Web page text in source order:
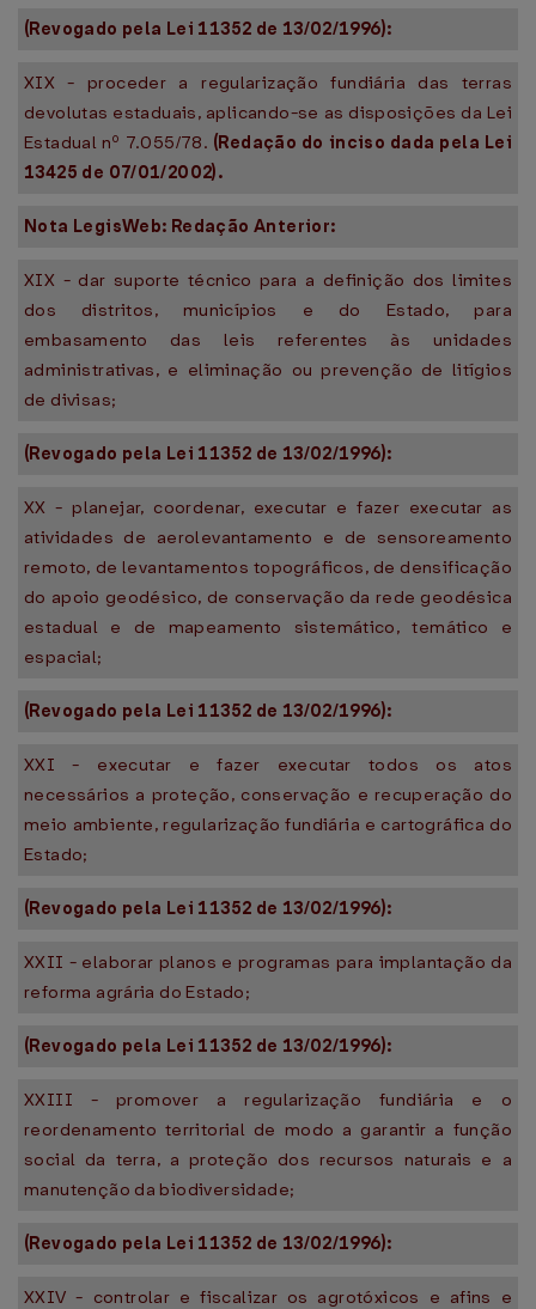
(Revogado pela Lei 11352 de 13/02/1996):
XIX - proceder a regularização fundiária das terras
devolutas estaduais, aplicando-se as disposições da Lei
Estadual nº 7.055/78. (Redação do inciso dada pela Lei
13425 de 07/01/2002).
Nota LegisWeb: Redação Anterior:
XIX - dar suporte técnico para a definição dos limites
dos distritos, municípios e do Estado, para
embasamento das leis referentes às unidades
administrativas, e eliminação ou prevenção de litígios
de divisas;
(Revogado pela Lei 11352 de 13/02/1996):
XX - planejar, coordenar, executar e fazer executar as
atividades de aerolevantamento e de sensoreamento
remoto, de levantamentos topográficos, de densificação
do apoio geodésico, de conservação da rede geodésica
estadual e de mapeamento sistemático, temático e
espacial;
(Revogado pela Lei 11352 de 13/02/1996):
XXI - executar e fazer executar todos os atos
necessários a proteção, conservação e recuperação do
meio ambiente, regularização fundiária e cartográfica do
Estado;
(Revogado pela Lei 11352 de 13/02/1996):
XXII - elaborar planos e programas para implantação da
reforma agrária do Estado;
(Revogado pela Lei 11352 de 13/02/1996):
XXIII - promover a regularização fundiária e o
reordenamento territorial de modo a garantir a função
social da terra, a proteção dos recursos naturais e a
manutenção da biodiversidade;
(Revogado pela Lei 11352 de 13/02/1996):
XXIV - controlar e fiscalizar os agrotóxicos e afins e